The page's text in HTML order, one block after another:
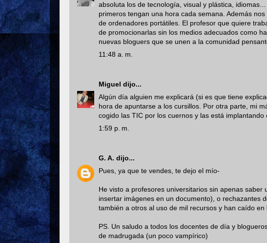
absoluta los de tecnología, visual y plástica,
primeros tengan una hora cada semana. Además
de ordenadores portátiles. El profesor que quiere
de promocionarlas sin los medios adecuados como
nuevas bloguers que se unen a la comunidad
11:48 a. m.
Miguel dijo...
Algún día alguien me explicará (si es que tiene
hora de apuntarse a los cursillos. Por otra parte, mi
cogido las TIC por los cuernos y las está implantando
1:59 p. m.
G. A. dijo...
Pues, ya que te vendes, te dejo el mío-
He visto a profesores universitarios sin apenas
insertar imágenes en un documento), o rechazantes
también a otros al uso de mil recursos y han caído
PS. Un saludo a todos los docentes de día y
de madrugada (un poco vampírico)